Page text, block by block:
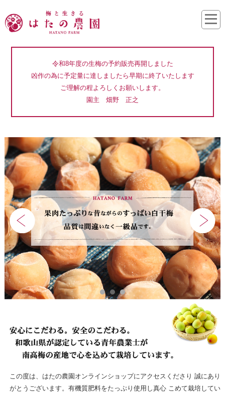
令和8年度の生梅の予約販売再開しました
凶作の為に予定量に達しましたら早期に終了いたします
ご理解の程よろしくお願いします。
園主 畑野 正之
この度は、はたの農園オンラインショップにアクセスくださり 誠にあり
がとうございます。有機質肥料をたっぷり使用し真心 こめて栽培してい